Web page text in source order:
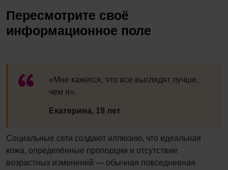
Пересмотрите своё
информационное поле
«Мне кажется, что все выглядят лучше,
чем я».
Екатерина, 19 лет
Социальные сети создают иллюзию, что идеальная
кожа, определённые пропорции и отсутствие
возрастных изменений — обычная повседневная